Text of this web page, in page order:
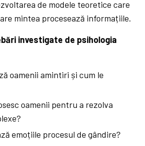
de modele teoretice care
mintea procesează informațiile.
investigate de psihologia
oamenii amintiri și cum le
oamenii pentru a rezolva
emoțiile procesul de gândire?